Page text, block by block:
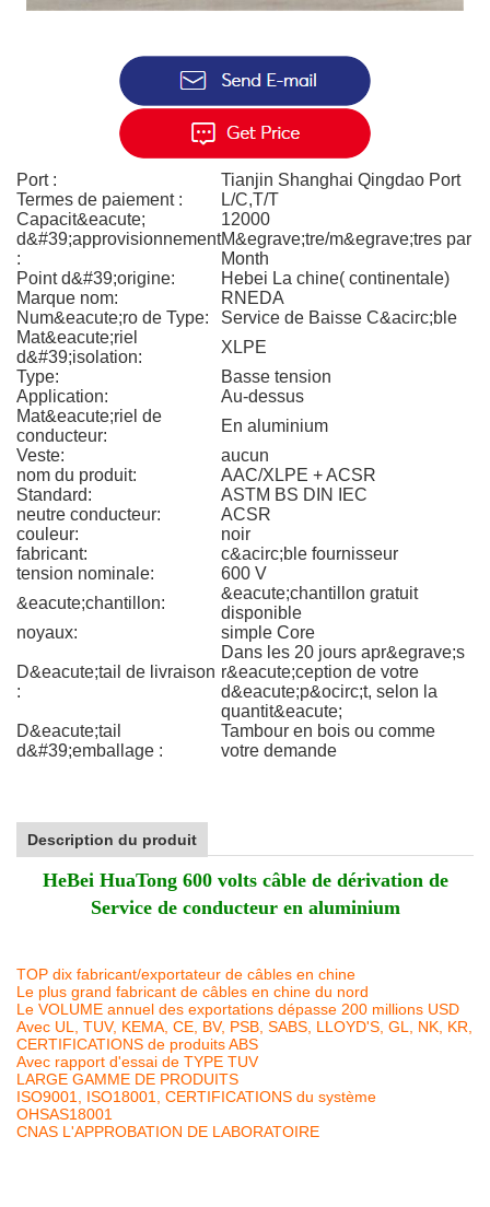
Port :
Tianjin Shanghai Qingdao Port
Termes de paiement :
L/C,T/T
Capacit&eacute;
d&#39;approvisionnement
:
12000
M&egrave;tre/m&egrave;tres par
Month
Point d&#39;origine:
Hebei La chine( continentale)
Marque nom:
RNEDA
Num&eacute;ro de Type:
Service de Baisse C&acirc;ble
Mat&eacute;riel
d&#39;isolation:
XLPE
Type:
Basse tension
Application:
Au-dessus
Mat&eacute;riel de
conducteur:
En aluminium
Veste:
aucun
nom du produit:
AAC/XLPE + ACSR
Standard:
ASTM BS DIN IEC
neutre conducteur:
ACSR
couleur:
noir
fabricant:
c&acirc;ble fournisseur
tension nominale:
600 V
&eacute;chantillon:
&eacute;chantillon gratuit
disponible
noyaux:
simple Core
D&eacute;tail de livraison
:
Dans les 20 jours apr&egrave;s
r&eacute;ception de votre
d&eacute;p&ocirc;t, selon la
quantit&eacute;
D&eacute;tail
d&#39;emballage :
Tambour en bois ou comme
votre demande
Description du produit
HeBei HuaTong 600 volts câble de dérivation de
Service de conducteur en aluminium
TOP dix fabricant/exportateur de câbles en chine
Le plus grand fabricant de câbles en chine du nord
Le VOLUME annuel des exportations dépasse 200 millions USD
Avec UL, TUV, KEMA, CE, BV, PSB, SABS, LLOYD'S, GL, NK, KR,
CERTIFICATIONS de produits ABS
Avec rapport d'essai de TYPE TUV
LARGE GAMME DE PRODUITS
ISO9001, ISO18001, CERTIFICATIONS du système
OHSAS18001
CNAS L'APPROBATION DE LABORATOIRE